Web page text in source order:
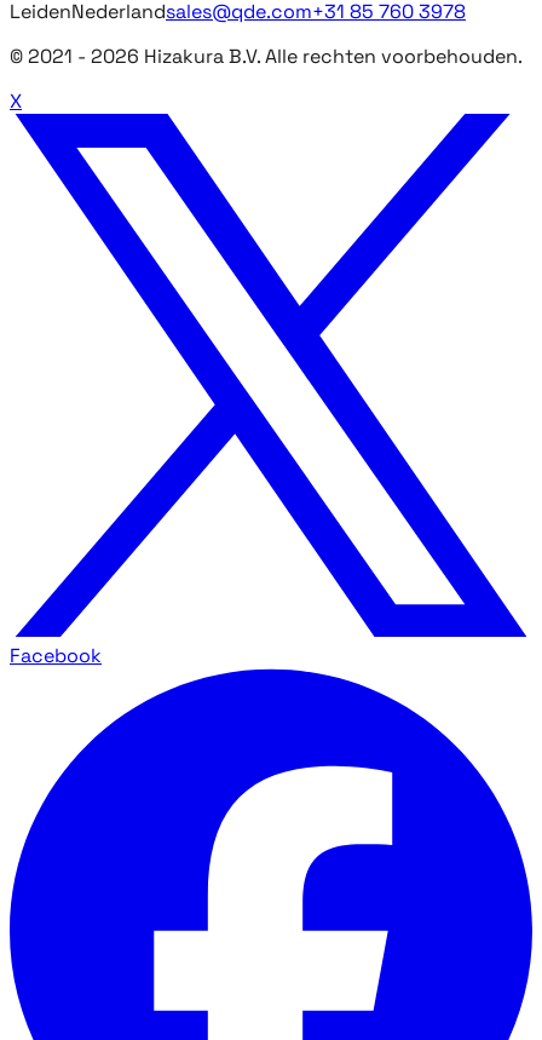
LeidenNederlandsales@qde.com+31 85 760 3978
© 2021 - 2026 Hizakura B.V. Alle rechten voorbehouden.
X
Facebook